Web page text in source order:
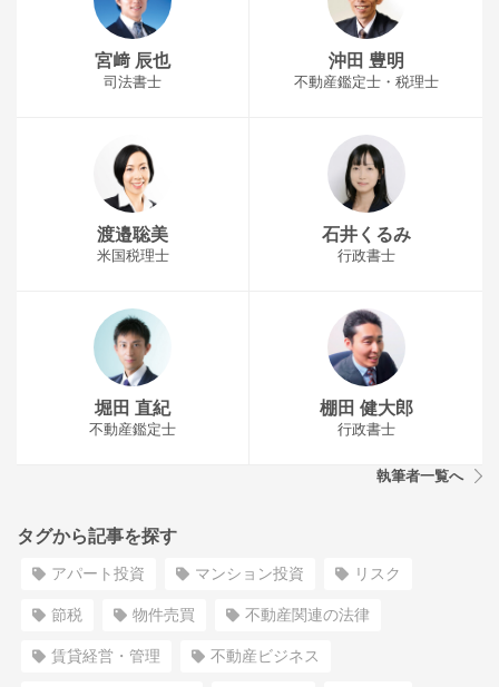
宮﨑 辰也
司法書士
沖田 豊明
不動産鑑定士・税理士
渡邉聡美
米国税理士
石井くるみ
行政書士
堀田 直紀
不動産鑑定士
棚田 健大郎
行政書士
執筆者一覧へ
タグから記事を探す
アパート投資 マンション投資 リスク
節税 物件売買 不動産関連の法律
賃貸経営・管理 不動産ビジネス